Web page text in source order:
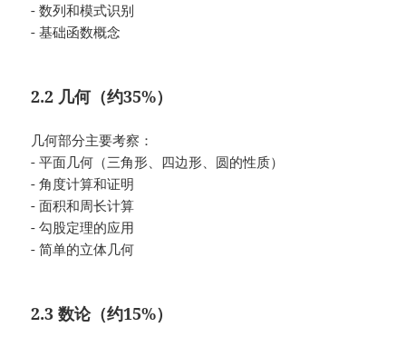
- 数列和模式识别
- 基础函数概念
2.2 几何（约35%）
几何部分主要考察：
- 平面几何（三角形、四边形、圆的性质）
- 角度计算和证明
- 面积和周长计算
- 勾股定理的应用
- 简单的立体几何
2.3 数论（约15%）